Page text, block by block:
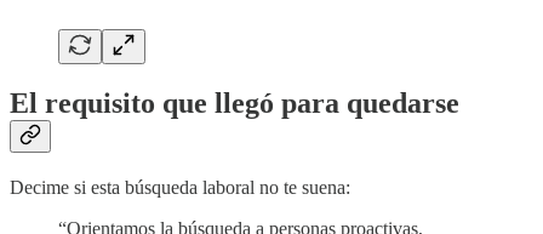
El requisito que llegó para quedarse
Decime si esta búsqueda laboral no te suena:
“Orientamos la búsqueda a personas proactivas,